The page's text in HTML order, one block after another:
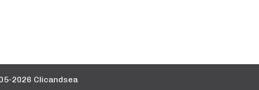
2026 Clicandsea